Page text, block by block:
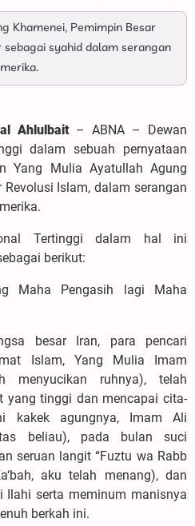
Khamenei, Pemimpin Besar
syahid dalam serangan
Ahlulbait – ABNA – Dewan
dalam sebuah pernyataan
Yang Mulia Ayatullah Agung
Islam, dalam serangan
Tertinggi dalam hal ini
berikut:
Maha Pengasih lagi Maha
besar Iran, para pencari
Islam, Yang Mulia Imam
menyucikan ruhnya), telah
yang tinggi dan mencapai cita-
kakek agungnya, Imam Ali
beliau), pada bulan suci
seruan langit “Fuztu wa Rabb
aku telah menang), dan
Ilahi serta meminum manisnya
berkah ini.